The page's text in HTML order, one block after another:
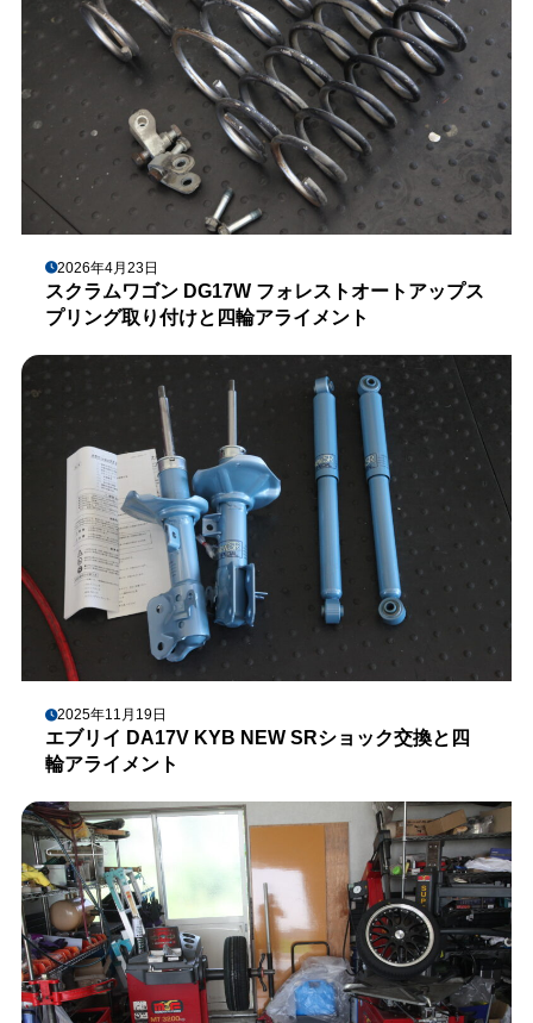
2026年4月23日
スクラムワゴン DG17W フォレストオートアップス
プリング取り付けと四輪アライメント
2025年11月19日
エブリイ DA17V KYB NEW SRショック交換と四
輪アライメント